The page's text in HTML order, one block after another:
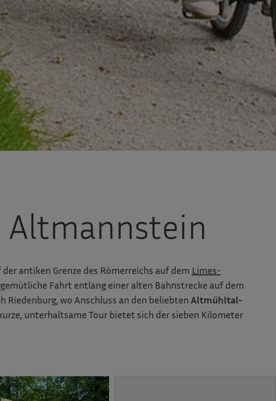
antiken Grenze des Römerreichs auf dem Limes-
Fahrt entlang einer alten Bahnstrecke auf dem
Riedenburg, wo Anschluss an den beliebten Altmühltal-
unterhaltsame Tour bietet sich der sieben Kilometer